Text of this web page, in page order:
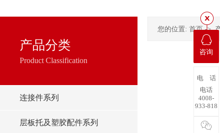
产品分类
Product Classification
连接件系列
层板托及塑胶配件系列
您的位置: 首页->
咨询
电 话
电话
4008-
933-818